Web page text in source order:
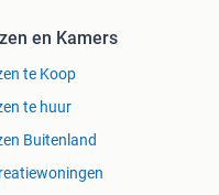
en Kamers
te Koop
te huur
Buitenland